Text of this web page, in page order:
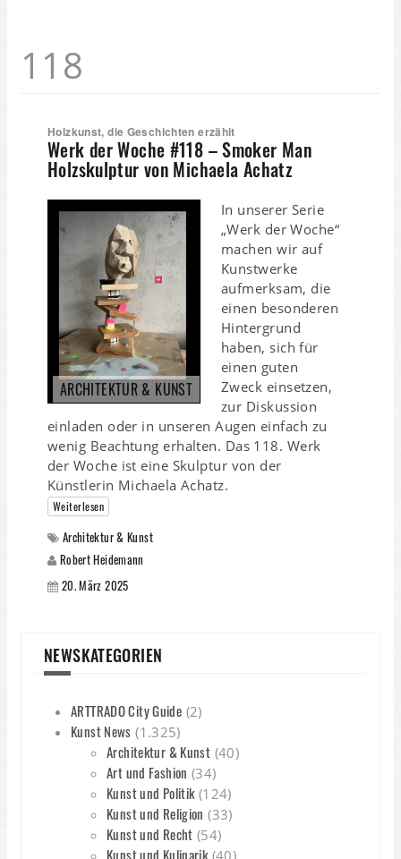
118
Holzkunst, die Geschichten erzählt
Werk der Woche #118 – Smoker Man
Holzskulptur von Michaela Achatz
ARCHITEKTUR & KUNST
In unserer Serie
„Werk der Woche“
machen wir auf
Kunstwerke
aufmerksam, die
einen besonderen
Hintergrund
haben, sich für
einen guten
Zweck einsetzen,
zur Diskussion
einladen oder in unseren Augen einfach zu
wenig Beachtung erhalten. Das 118. Werk
der Woche ist eine Skulptur von der
Künstlerin Michaela Achatz.
Weiterlesen
Architektur & Kunst
Robert Heidemann
20. März 2025
NEWSKATEGORIEN
ARTTRADO City Guide (2)
Kunst News (1.325)
Architektur & Kunst (40)
Art und Fashion (34)
Kunst und Politik(124)
Kunst und Religion (33)
Kunst und Recht (54)
Kunst und Kulinarik